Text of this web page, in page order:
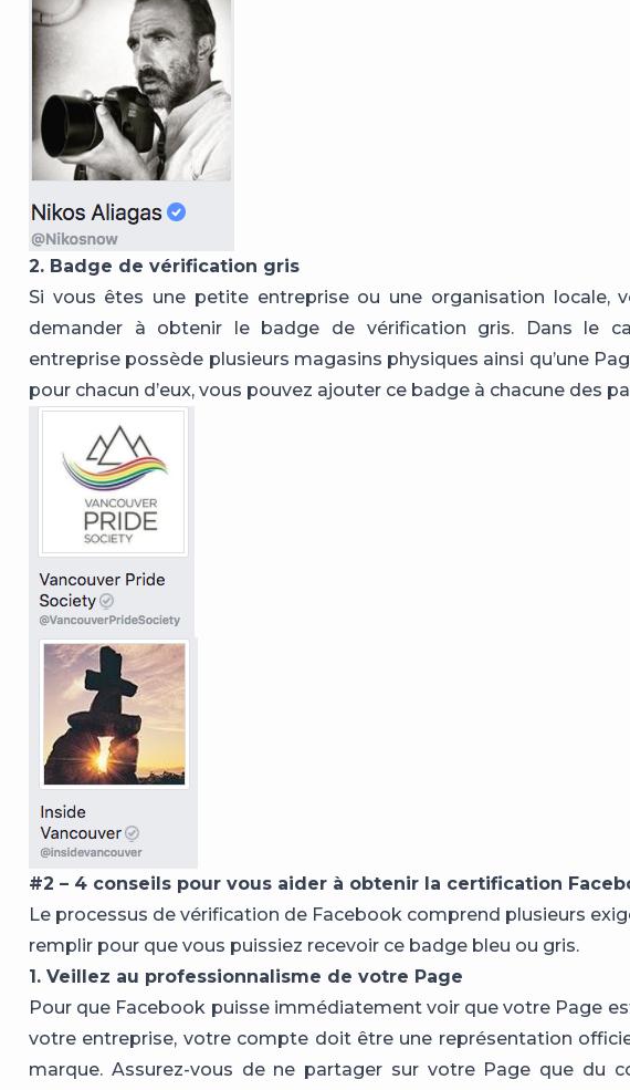
2. Badge de vérification gris
Si vous êtes une petite entreprise ou une organisation locale,
demander à obtenir le badge de vérification gris. Dans le
entreprise possède plusieurs magasins physiques ainsi qu’une
pour chacun d’eux, vous pouvez ajouter ce badge à chacune des
#2 – 4 conseils pour vous aider à obtenir la certification
Le processus de vérification de Facebook comprend plusieurs
remplir pour que vous puissiez recevoir ce badge bleu ou gris.
1. Veillez au professionnalisme de votre Page
Pour que Facebook puisse immédiatement voir que votre Page
votre entreprise, votre compte doit être une représentation
marque. Assurez-vous de ne partager sur votre Page que du